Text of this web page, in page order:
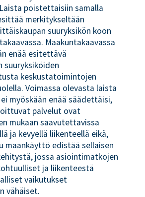
poistettaisiin samalla
merkitykseltään
suuryksikön koon
Maakuntakaavassa
enää esitettävä
suuryksiköiden
keskustatoimintojen
Voimassa olevasta laista
myöskään enää säädettäisi,
palvelut ovat
mukaan saavutettavissa
ja kevyellä liikenteellä eikä,
maankäyttö edistää sellaisen
jossa asiointimatkojen
ja liikenteestä
vaikutukset
vähäiset.